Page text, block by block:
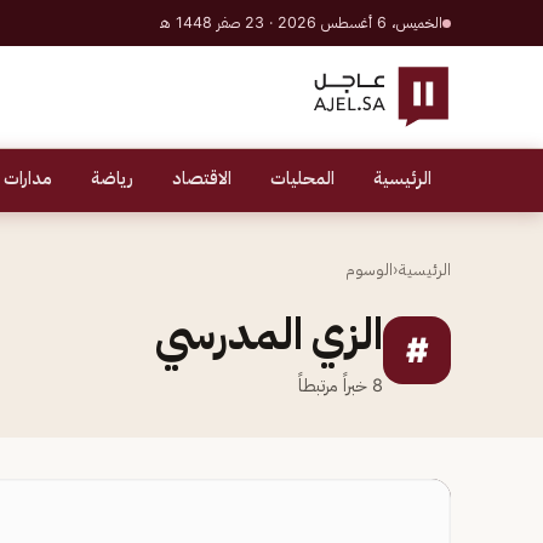
الخميس، 6 أغسطس 2026 · 23 صفر 1448 هـ
الرئيسية المحليات الاقتصاد رياضة
الرئيسية‹الوسوم
# الزي المدرسي
8 خبراً مرتبطاً